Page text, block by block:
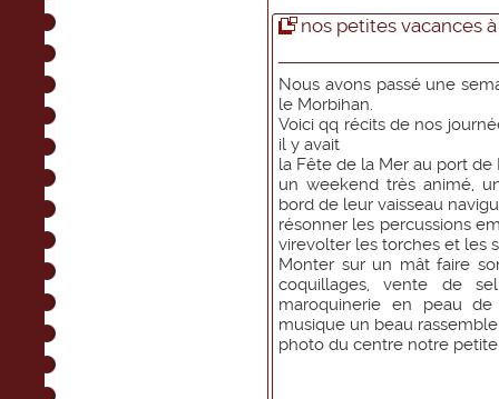
nos petites vacances
Nous avons passé une
le Morbihan.
Voici qq récits de nos
il y avait
la Fête de la Mer au port de
un weekend très animé,
bord de leur vaisseau
résonner les percussions
virevolter les torches et les
Monter sur un mât faire
coquillages, vente de
maroquinerie en peau
musique un beau
photo du centre notre